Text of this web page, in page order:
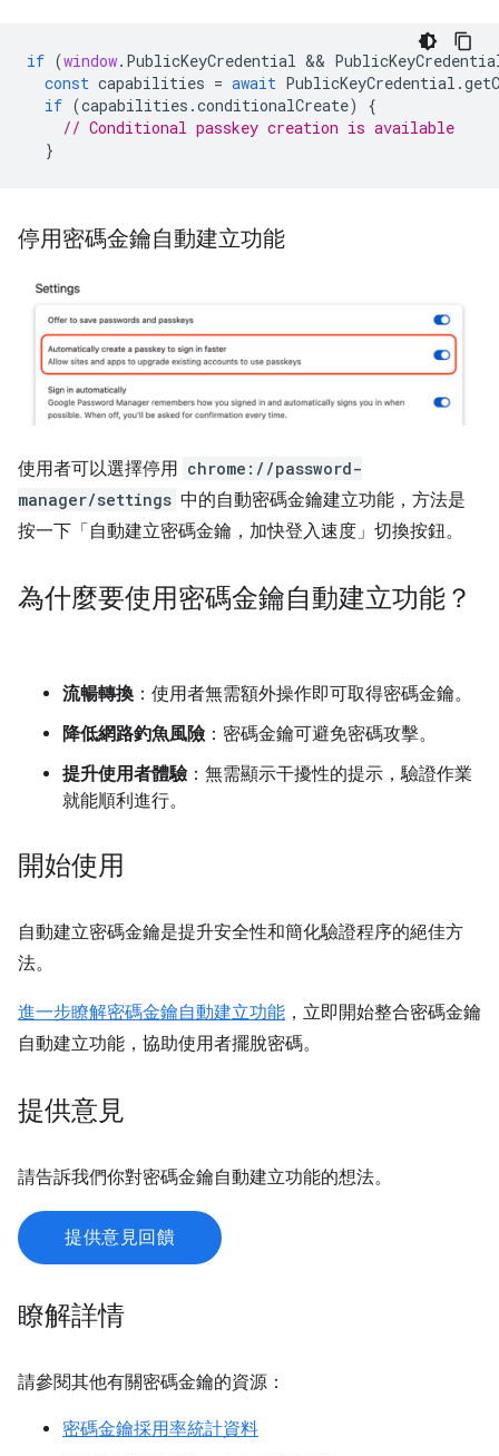
if (window. PublicKeyCredential &&
const capabilities = await PublicKeyCredential .
if (capabilities .conditionalCreate)
{
// Conditional passkey creation is available
}
停用密碼金鑰自動建立功能
使用者可以選擇停用 chrome://password-
manager/settings 中的自動密碼金鑰建立功能，方法是
按一下「自動建立密碼金鑰，加快登入速度」 切換按鈕。
為什麼要使用密碼金鑰自動建立功能？
流暢轉換 ：使用者無需額外操作即可取得密碼金鑰。
降低網路釣魚風險 ：密碼金鑰可避免密碼攻擊。
提升使用者體驗：無需顯示干擾性的提示，驗證作業
就能順利進行。
開始使用
自動建立密碼金鑰是提升安全性和簡化驗證程序的絕佳方
法。
進一步瞭解密碼金鑰自動建立功能 ，立即開始整合密碼金鑰
自動建立功能，協助使用者擺脫密碼。
提供意見
請告訴我們你對密碼金鑰自動建立功能的想法。
提供意見回饋
瞭解詳情
請參閱其他有關密碼金鑰的資源：
密碼金鑰採用率統計資料